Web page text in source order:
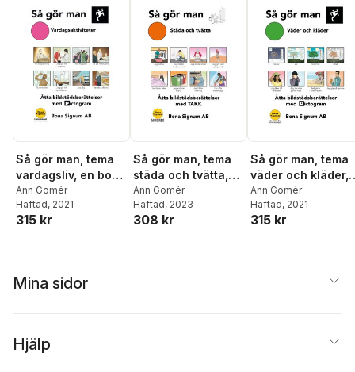
Så gör man, tema
vardagsliv, en bok
med pictogram
Ann Gomér
Häftad, 2021
315 kr
Så gör man, tema
städa och tvätta,
en bok med TAKK
Ann Gomér
Häftad, 2023
308 kr
Så gör man, tema
väder och kläder,
en bok med
pictogram
Ann Gomér
Häftad, 2021
315 kr
Mina sidor
Hjälp